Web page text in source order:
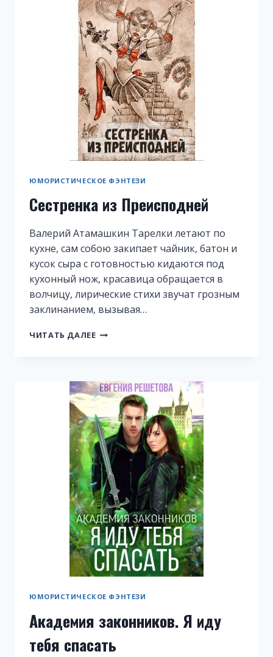
ЮМОРИСТИЧЕСКОЕ ФЭНТЕЗИ
Сестренка из Преисподней
Валерий Атамашкин Тарелки летают по
кухне, сам собою закипает чайник, батон и
кусок сыра с готовностью кидаются под
кухонный нож, красавица обращается в
волчицу, лирические стихи звучат грозным
заклинанием, вызывая…
ЧИТАТЬ ДАЛЕЕ СЕСТРЕНКА
ЮМОРИСТИЧЕСКОЕ ФЭНТЕЗИ
Академия законников. Я иду
тебя спасать